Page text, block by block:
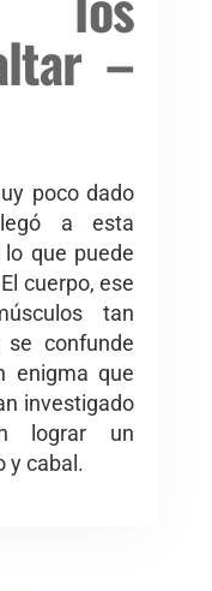
–
poco dado
a esta
lo que puede
cuerpo, ese
tan
confunde
enigma que
investigado
lograr un
y cabal.